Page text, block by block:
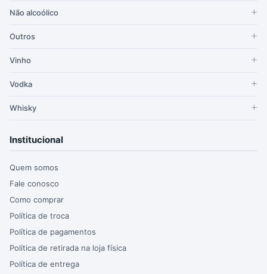
Não alcoólico
Outros
Vinho
Vodka
Whisky
Institucional
Quem somos
Fale conosco
Como comprar
Política de troca
Política de pagamentos
Política de retirada na loja física
Política de entrega